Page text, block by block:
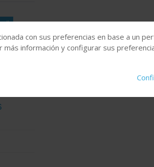
con sus preferencias en base a un
información y configurar sus